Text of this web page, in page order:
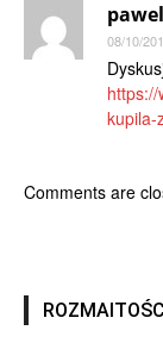
pawel
08/10/
kupila-
Comments are